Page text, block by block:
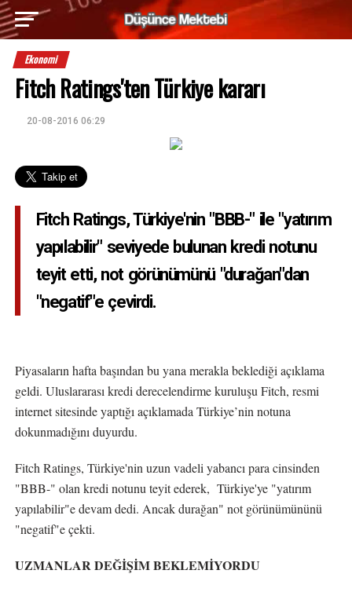
Ekonomi
Fitch Ratings'ten Türkiye kararı
20-08-2016 06:29
Fitch Ratings, Türkiye'nin "BBB-" ile "yatırım
yapılabilir" seviyede bulunan kredi notunu
teyit etti, not görünümünü "durağan"dan
"negatif"e çevirdi.
Piyasaların hafta başından bu yana merakla beklediği açıklama
geldi. Uluslararası kredi derecelendirme kuruluşu Fitch, resmi
internet sitesinde yaptığı açıklamada Türkiye’nin notuna
dokunmadığını duyurdu.
Fitch Ratings, Türkiye'nin uzun vadeli yabancı para cinsinden
"BBB-" olan kredi notunu teyit ederek, Türkiye'ye "yatırım
yapılabilir"e devam dedi. Ancak durağan" not görünümününü
"negatif"e çekti.
UZMANLAR DEĞİŞİM BEKLEMİYORDU